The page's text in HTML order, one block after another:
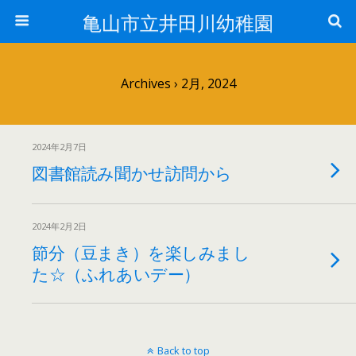
亀山市立井田川幼稚園
Archives › 2月, 2024
2024年2月7日
図書館読み聞かせ訪問から
2024年2月2日
節分（豆まき）を楽しみまし
た☆（ふれあいデー）
Back to top